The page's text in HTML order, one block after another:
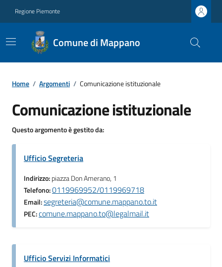
Regione Piemonte
Comune di Mappano
Home / Argomenti / Comunicazione istituzionale
Comunicazione istituzionale
Questo argomento è gestito da:
Ufficio Segreteria
Indirizzo:piazza Don Amerano, 1
Telefono:0119969952/0119969718
Email:segreteria@comune.mappano.to.it
PEC:comune.mappano.to@legalmail.it
Ufficio Servizi Informatici